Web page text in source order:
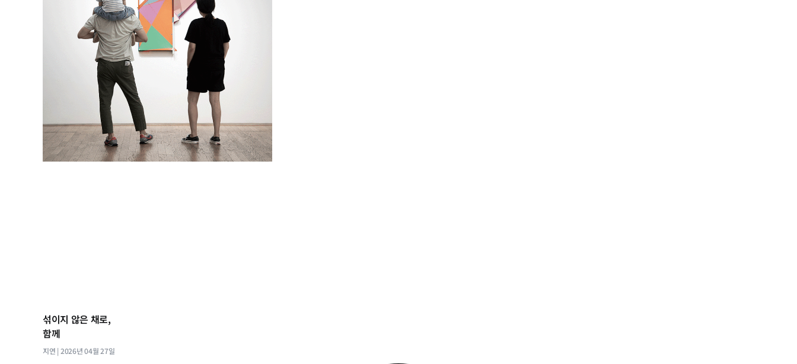
섞이지 않은 채로,
함께
지연 2026년 04월 27일